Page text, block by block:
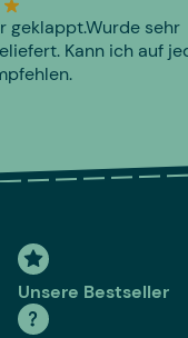
geklappt.Wurde sehr
Kann ich auf
Unsere Bestseller